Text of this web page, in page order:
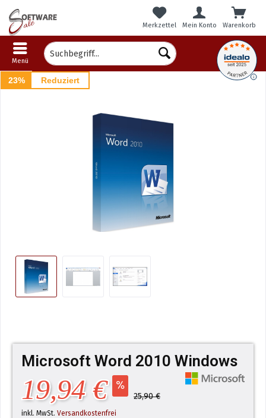
Warenkorb
Merkzettel Mein Konto
Menü
23% Reduziert
Microsoft Word 2010 Windows
19,94 € 25,90 €
inkl. MwSt. Versandkostenfrei